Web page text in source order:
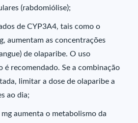
(rabdomiólise);
de CYP3A4, tais como o
aumentam as concentrações
de olaparibe. O uso
é recomendado. Se a combinação
limitar a dose de olaparibe a
ao dia;
aumenta o metabolismo da